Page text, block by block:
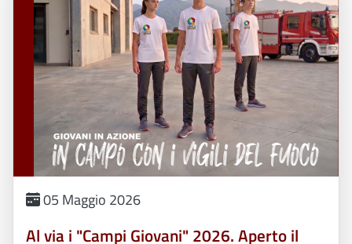
05 Maggio 2026
Al via i "Campi Giovani" 2026. Aperto il